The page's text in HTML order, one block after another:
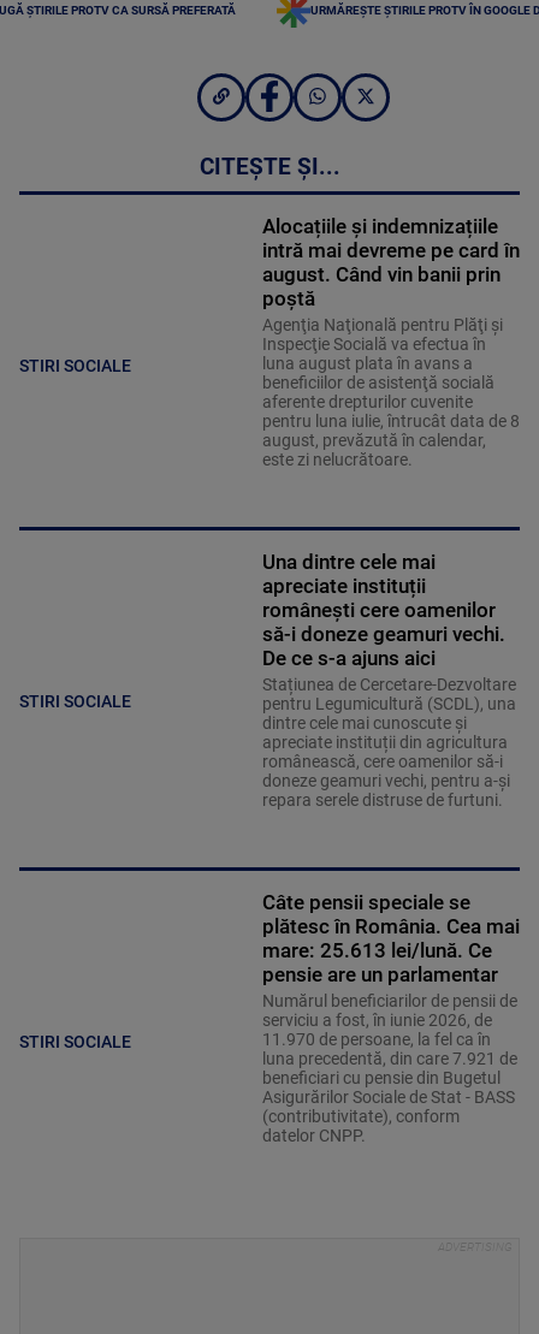
Alocațiile și indemnizațiile
intră mai devreme pe card în
august. Când vin banii prin
poștă
Agenţia Naţională pentru Plăţi şi
Inspecţie Socială va efectua în
luna august plata în avans a
beneficiilor de asistenţă socială
aferente drepturilor cuvenite
pentru luna iulie, întrucât data de 8
august, prevăzută în calendar,
este zi nelucrătoare.
Una dintre cele mai
apreciate instituții
românești cere oamenilor
să-i doneze geamuri vechi.
De ce s-a ajuns aici
Stațiunea de Cercetare-Dezvoltare
pentru Legumicultură (SCDL), una
dintre cele mai cunoscute și
apreciate instituții din agricultura
românească, cere oamenilor să-i
doneze geamuri vechi, pentru a-și
repara serele distruse de furtuni.
Câte pensii speciale se
plătesc în România. Cea mai
mare: 25.613 lei/lună. Ce
pensie are un parlamentar
Numărul beneficiarilor de pensii de
serviciu a fost, în iunie 2026, de
11.970 de persoane, la fel ca în
luna precedentă, din care 7.921 de
beneficiari cu pensie din Bugetul
Asigurărilor Sociale de Stat - BASS
(contributivitate), conform
datelor CNPP.